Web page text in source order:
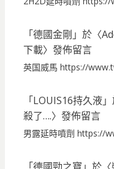
「德國金剛 」於〈
下載〉發佈留言
英国威馬 https://
「LOUIS16持久液
殺了….〉發佈留言
男露延時噴劑 https://